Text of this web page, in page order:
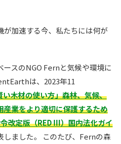
加速する今、私たちには何が
スのNGO Fernと気候や環境に
は、2023年11
木材の使い方」森林、気候、
業をより適切に保護するため
改定版（RED III）国内法化ガイ
しました。 このたび、Fernの森